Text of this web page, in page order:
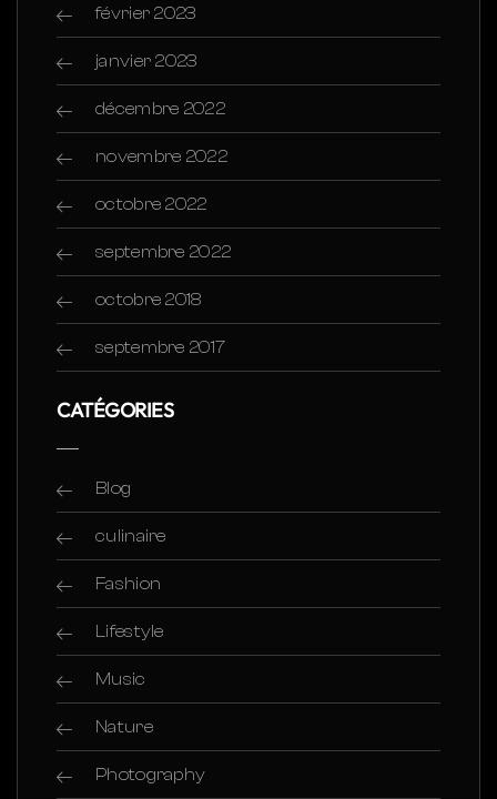
février 2023
janvier 2023
décembre 2022
novembre 2022
octobre 2022
septembre 2022
octobre 2018
septembre 2017
CATÉGORIES
Blog
culinaire
Fashion
Lifestyle
Music
Nature
Photography